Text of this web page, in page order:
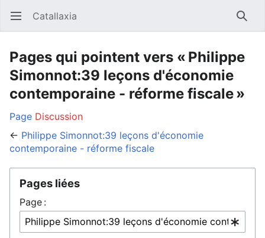
Ouvrir le menu principal Catallaxia
Pages qui pointent vers « Philippe
Simonnot:39 leçons d'économie
contemporaine - réforme fiscale »
Page Discussion
← Philippe Simonnot:39 leçons d'économie
contemporaine - réforme fiscale
Pages liées
Page :